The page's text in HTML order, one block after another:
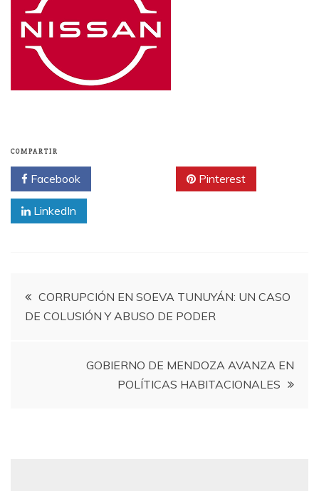
COMPARTIR
Facebook Pinterest
LinkedIn
Navegación
de
entradas
CORRUPCIÓN EN SOEVA TUNUYÁN: UN CASO
DE COLUSIÓN Y ABUSO DE PODER
GOBIERNO DE MENDOZA AVANZA EN
POLÍTICAS HABITACIONALES